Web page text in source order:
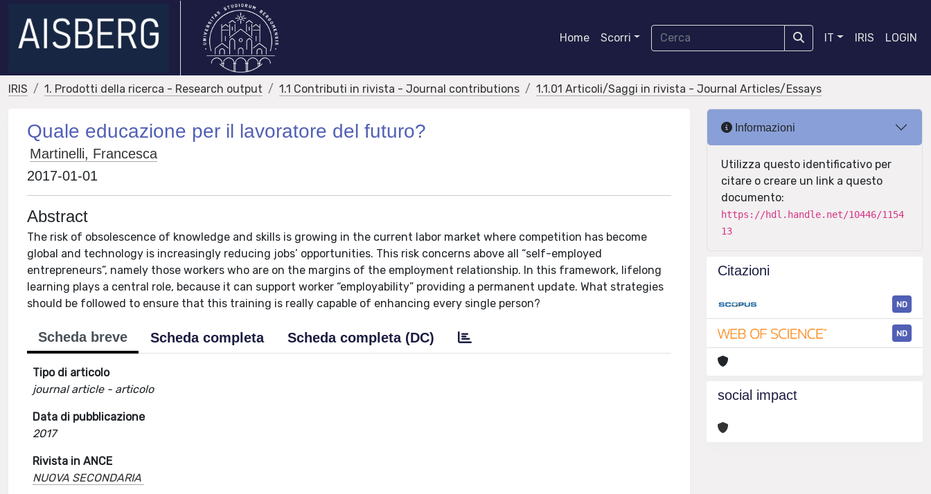
Home Scorri IT IRIS LOGIN
IRIS 1. Prodotti della ricerca - Research output 1.1 Contributi in rivista - Journal contributions 1.1.01 Articoli/Saggi in rivista - Journal Articles/Essays
Quale educazione per il lavoratore del futuro?
Martinelli, Francesca
2017-01-01
Abstract
The risk of obsolescence of knowledge and skills is growing in the current labor market where competition has become
global and technology is increasingly reducing jobs’ opportunities. This risk concerns above all “self-employed
entrepreneurs”, namely those workers who are on the margins of the employment relationship. In this framework, lifelong
learning plays a central role, because it can support worker “employability” providing a permanent update. What strategies
should be followed to ensure that this training is really capable of enhancing every single person?
Scheda breve Scheda completa Scheda completa (DC)
Tipo di articolo
journal article - articolo
Data di pubblicazione
2017
Rivista in ANCE
NUOVA SECONDARIA
Informazioni
Utilizza questo identificativo per
citare o creare un link a questo
documento:
https://hdl.handle.net/10446/1154
13
Citazioni
ND
ND
social impact